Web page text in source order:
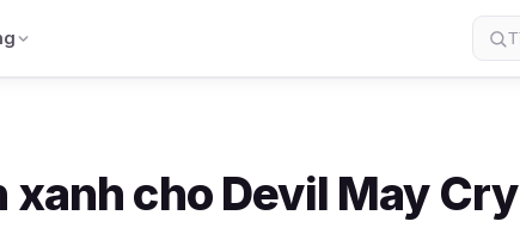
cho Devil May Cry